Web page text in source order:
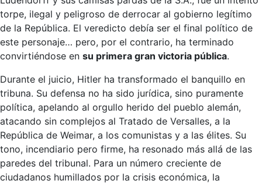
torpe, ilegal y peligroso de derrocar al gobierno legítimo
de la República. El veredicto debía ser el final político de
este personaje… pero, por el contrario, ha terminado
convirtiéndose en su primera gran victoria pública.
Durante el juicio, Hitler ha transformado el banquillo en
tribuna. Su defensa no ha sido jurídica, sino puramente
política, apelando al orgullo herido del pueblo alemán,
atacando sin complejos al Tratado de Versalles, a la
República de Weimar, a los comunistas y a las élites. Su
tono, incendiario pero firme, ha resonado más allá de las
paredes del tribunal. Para un número creciente de
ciudadanos humillados por la crisis económica, la